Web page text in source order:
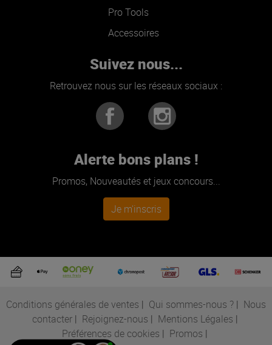
Pro Tools
Accessoires
Suivez nous...
Retrouvez nous sur les réseaux sociaux :
Alerte bons plans !
Promos, Nouveautés et jeux concours...
Je m'inscris
Conditions générales de ventes | Qui sommes-nous ? | Nous
contacter| Rejoignez-nous | Mentions Légales |
Préférences de cookies | Promos |